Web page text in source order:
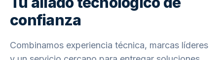
confianza
Combinamos experiencia técnica, marcas líderes